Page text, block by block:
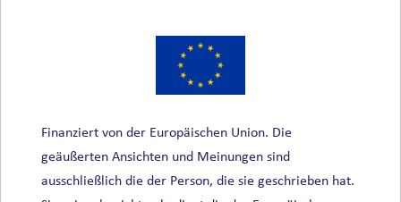
Finanziert von der Europäischen Union. Die
geäußerten Ansichten und Meinungen sind
ausschließlich die der Person, die sie geschrieben hat.